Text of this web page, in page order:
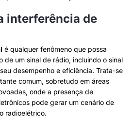
interferência de
é qualquer fenômeno que possa
de um sinal de rádio, incluindo o sinal
desempenho e eficiência. Trata-se
comum, sobretudo em áreas
onde a presença de
pode gerar um cenário de
radioelétrico.